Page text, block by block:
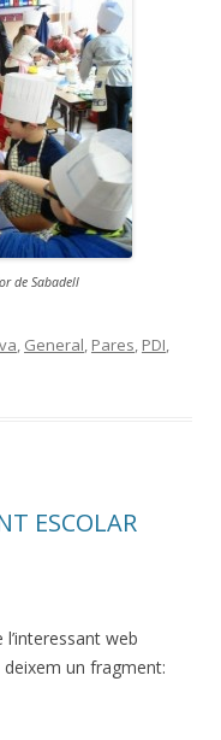
de Sabadell
, General, Pares, PDI,
ESCOLAR
l’interessant web
deixem un fragment: